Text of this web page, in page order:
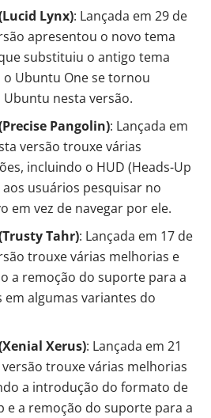
Lynx): Lançada em 29 de
apresentou o novo tema
substituiu o antigo tema
o Ubuntu One se tornou
nesta versão.
Pangolin): Lançada em
versão trouxe várias
incluindo o HUD (Heads-Up
usuários pesquisar no
em vez de navegar por ele.
Tahr): Lançada em 17 de
trouxe várias melhorias e
a remoção do suporte para a
algumas variantes do
Xerus): Lançada em 21
trouxe várias melhorias
a introdução do formato de
e a remoção do suporte para a